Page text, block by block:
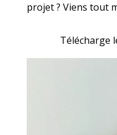
projet ? Viens tout
Télécharge